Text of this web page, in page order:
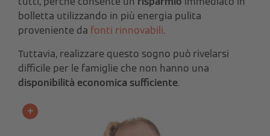
bolletta utilizzando in più energia pulita
proveniente da fonti rinnovabili.
Tuttavia, realizzare questo sogno può rivelarsi
difficile per le famiglie che non hanno una
disponibilità economica sufficiente.